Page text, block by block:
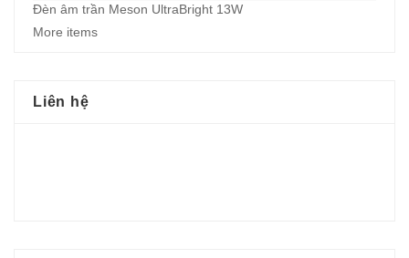
Đèn âm trần Meson UltraBright 13W
More items
Liên hệ